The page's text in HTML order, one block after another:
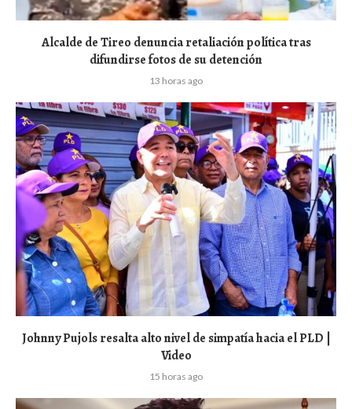
Alcalde de Tireo denuncia retaliación política tras
difundirse fotos de su detención
13 horas ago
Johnny Pujols resalta alto nivel de simpatía hacia el PLD |
Video
15 horas ago